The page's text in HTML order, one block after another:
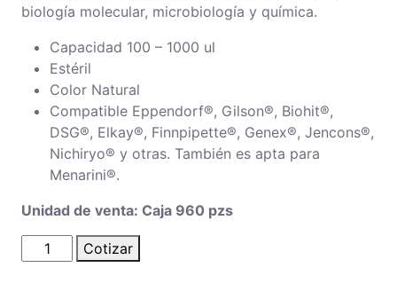
biología molecular, microbiología y química.
Capacidad 100 – 1000 ul
Estéril
Color Natural
Compatible Eppendorf®, Gilson®, Biohit®,
DSG®, Elkay®, Finnpipette®, Genex®, Jencons®,
Nichiryo® y otras. También es apta para
Menarini®.
Unidad de venta: Caja 960 pzs
Puntas
con
Cotizar